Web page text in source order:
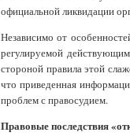
официальной ликвидации
Независимо от
регулируемой
стороной правила этой
что приведенная
проблем с правосудием.
Правовые последствия